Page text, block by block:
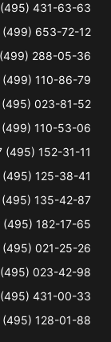
431-63-63
(499) 653-72-12
288-05-36
(499) 110-86-79
(495) 023-81-52
(499) 110-53-06
(495) 152-31-11
(495) 125-38-41
(495) 135-42-87
(495) 182-17-65
(495) 021-25-26
023-42-98
431-00-33
(495) 128-01-88